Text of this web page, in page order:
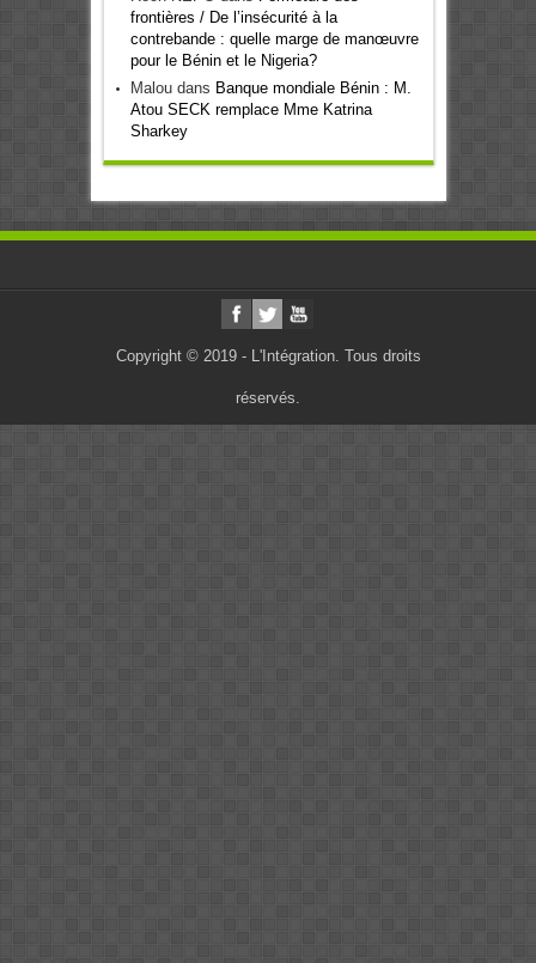
frontières / De l’insécurité à la
contrebande : quelle marge de manœuvre
pour le Bénin et le Nigeria?
Maloudans Banque mondiale Bénin : M.
Atou SECK remplace Mme Katrina
Sharkey
Copyright © 2019 - L'Intégration. Tous droits
réservés.